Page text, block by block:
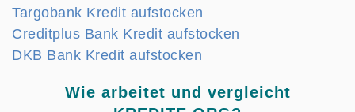
Targobank Kredit aufstocken
Creditplus Bank Kredit aufstocken
DKB Bank Kredit aufstocken
Wie arbeitet und vergleicht